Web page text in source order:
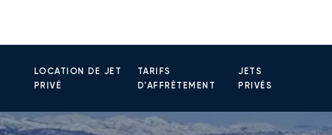
LOCATION DE JET
PRIVÉ
TARIFS
D'AFFRÈTEMENT
JETS
PRIVÉS